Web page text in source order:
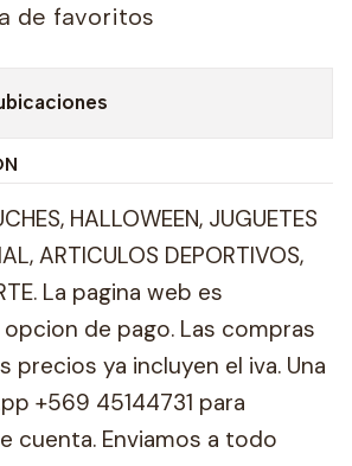
de favoritos
HALLOWEEN, JUGUETES
ARTICULOS DEPORTIVOS,
La pagina web es
de pago. Las compras
ya incluyen el iva. Una
+569 45144731 para
cuenta. Enviamos a todo